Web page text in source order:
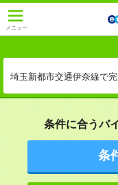
メニュー
埼玉新都市交通伊奈線で
条件に合うバ
条